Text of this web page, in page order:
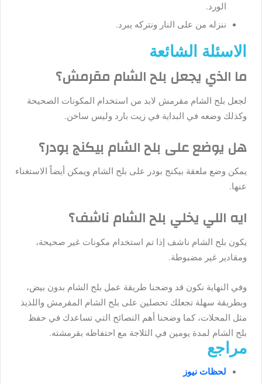
الورد.
ننزله من على النار ونتركه يبرد.
الاسئلة الشائعة
ما الذي يجعل بلح الشام مقرمش؟
لجعل بلح الشام مقرمش لابد من استخدام المكونات الصحيحة
وكذلك وضعه في البداية في زيت بارد وليس ساخن.
هل يوضع على بلح الشام بيكنج بودر؟
يمكن وضع ملعقة بيكنج بودر على بلح الشام ويمكن أيضاً الاستغناء
عنها.
ايه اللي يخلي بلح الشام ناشف؟
يكون بلح الشام ناشف إذا تم استخدام مكونات غير صحيحة،
ومقادير غير مضبوطة.
وفي النهاية نكون قد وضحنا طريقة عمل بلح الشام بدون بيض،
وبطريقة سهلة تجعلك تحصلين على بلح الشام المقرمش واللذيذ
مثل المحلات، كما وضحنا أهم النصائح التي تساعدك في حفظ
بلح الشام لمدة يومين في الثلاجة مع احتفاظه بقرمشته.
مراجع
لحظات نيوز